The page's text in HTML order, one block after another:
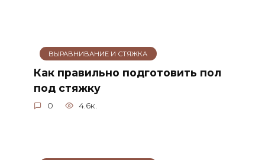
ВЫРАВНИВАНИЕ И СТЯЖКА
Как правильно подготовить пол
под стяжку
0 4.6к.